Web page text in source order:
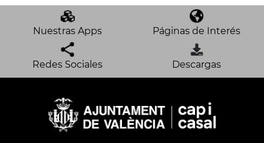
Nuestras Apps Páginas de Interés
Redes Sociales Descargas